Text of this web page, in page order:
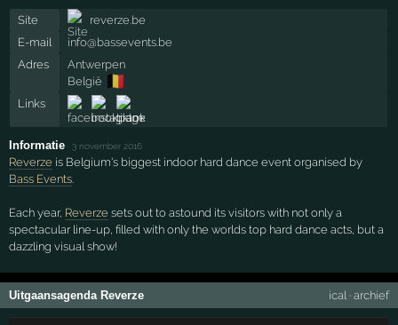
Site
reverze.be
E-mail
info@bassevents.be
Adres
Antwerpen
België 🇧🇪
Links
Informatie 3 november 2016
Reverze is Belgium's biggest indoor hard dance event organised by
Bass Events
Each year, Reverze sets out to astound its visitors with not only a
spectacular line-up, filled with only the worlds top hard dance acts, but a
dazzling visual show!
Uitgaansagenda Reverze ical · archief